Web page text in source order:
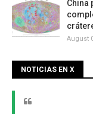
China
August
NOTICIAS EN X